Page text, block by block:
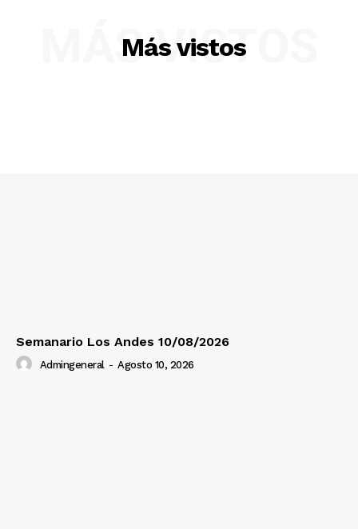
Más vistos
MÁS VISTOS
Semanario Los Andes 10/08/2026
Admingeneral - Agosto 10, 2026